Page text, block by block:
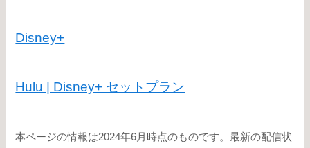
Disney+
Hulu | Disney+ セットプラン
本ページの情報は2024年6月時点のものです。最新の配信状